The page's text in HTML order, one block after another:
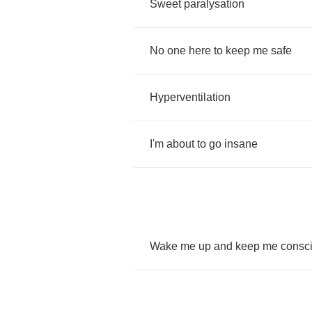
Sweet paralysation
No one here to keep me safe
Hyperventilation
I'm about to go insane
Wake me up and keep me